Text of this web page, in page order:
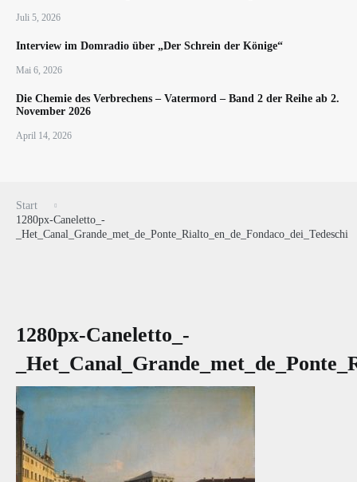
Juli 5, 2026
Interview im Domradio über „Der Schrein der Könige“
Mai 6, 2026
Die Chemie des Verbrechens – Vatermord – Band 2 der Reihe ab 2.
November 2026
April 14, 2026
Start
1280px-Caneletto_-
_Het_Canal_Grande_met_de_Ponte_Rialto_en_de_Fondaco_dei_Tedeschi
1280px-Caneletto_-